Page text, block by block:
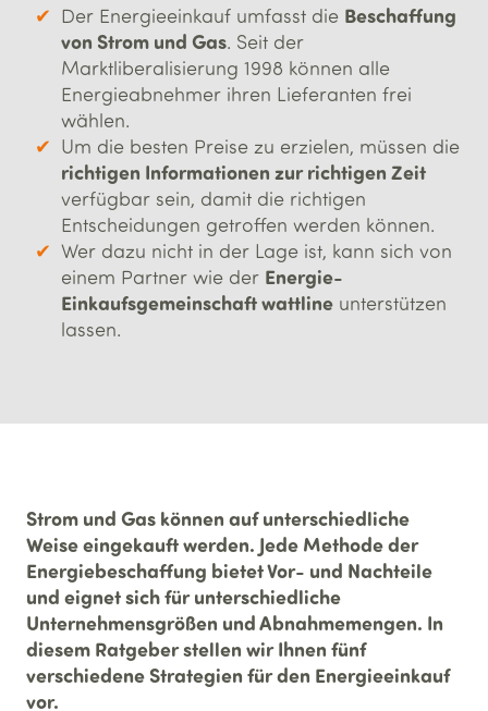
Der Energieeinkauf umfasst die Beschaffung
von Strom und Gas. Seit der
Marktliberalisierung 1998 können alle
Energieabnehmer ihren Lieferanten frei
wählen.
Um die besten Preise zu erzielen, müssen die
richtigen Informationen zur richtigen Zeit
verfügbar sein, damit die richtigen
Entscheidungen getroffen werden können.
Wer dazu nicht in der Lage ist, kann sich von
einem Partner wie der Energie-
Einkaufsgemeinschaftwattline unterstützen
lassen.
Strom und Gas können auf unterschiedliche
Weise eingekauft werden. Jede Methode der
Energiebeschaffung bietet Vor- und Nachteile
und eignet sich für unterschiedliche
Unternehmensgrößen und Abnahmemengen. In
diesem Ratgeber stellen wir Ihnen fünf
verschiedene Strategien für den Energieeinkauf
vor.